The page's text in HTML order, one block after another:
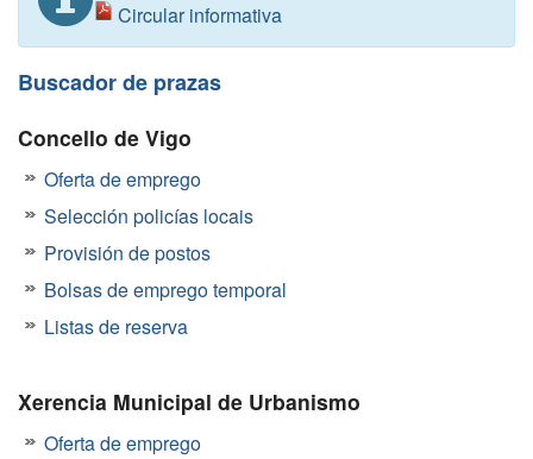
Circular informativa
Buscador de prazas
Concello de Vigo
Oferta de emprego
Selección policías locais
Provisión de postos
Bolsas de emprego temporal
Listas de reserva
Xerencia Municipal de Urbanismo
Oferta de emprego